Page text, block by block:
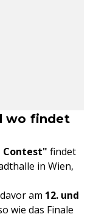
wo findet
Contest" findet
in Wien,
am 12. und
wie das Finale